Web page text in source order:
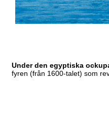
Under den egyptiska
fyren (från 1600-talet) som